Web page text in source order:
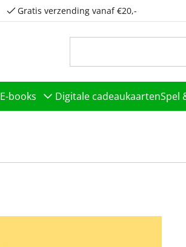
Gratis verzending vanaf €20,-
E-books Digitale cadeaukaartenSpel